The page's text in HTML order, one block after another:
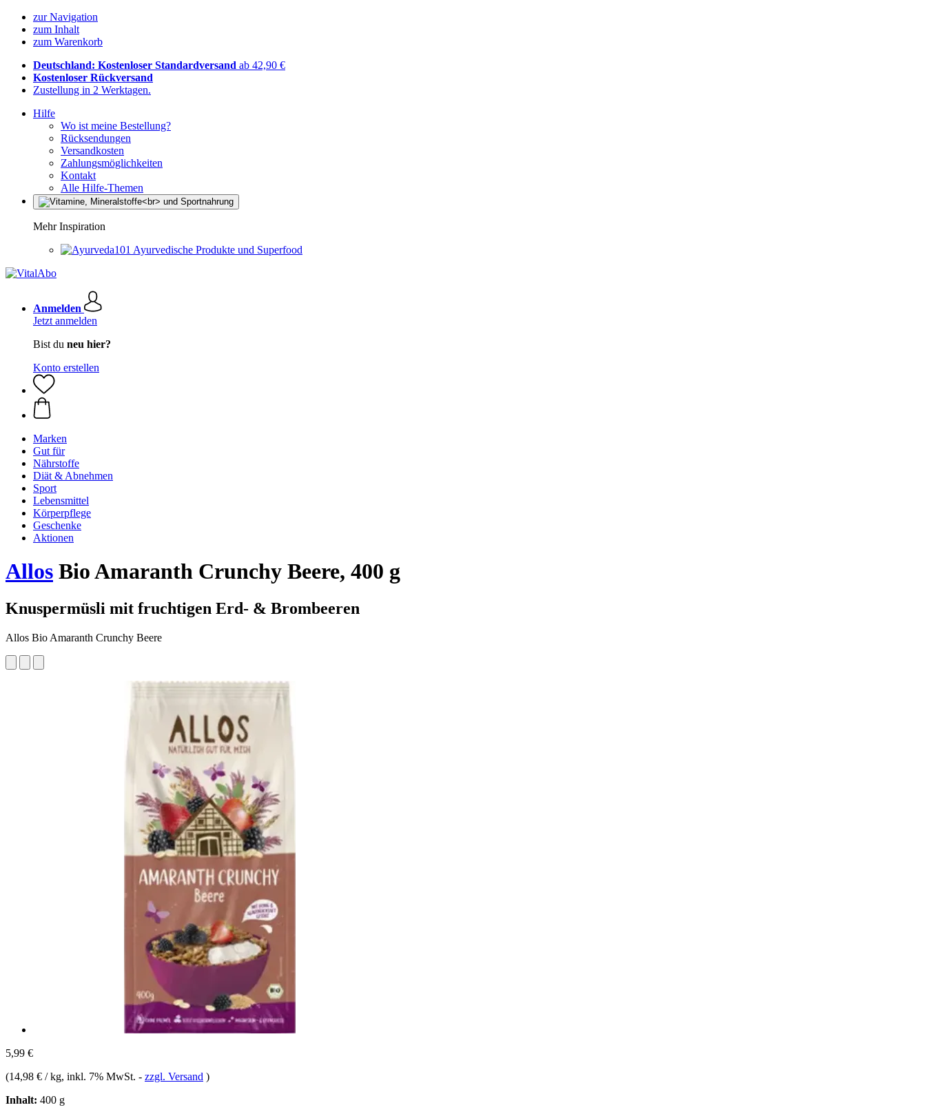
zur Navigation
zum Inhalt
zum Warenkorb
Deutschland: Kostenloser Standardversand ab 42,90 €
Kostenloser Rückversand
Zustellung in 2 Werktagen.
Hilfe
Wo ist meine Bestellung?
Rücksendungen
Versandkosten
Zahlungsmöglichkeiten
Kontakt
Alle Hilfe-Themen
Mehr Inspiration
Ayurvedische Produkte und Superfood
Anmelden
Jetzt anmelden
Bist du neu hier?
Konto erstellen
Marken
Gut für
Nährstoffe
Diät & Abnehmen
Sport
Lebensmittel
Körperpflege
Geschenke
Aktionen
Allos Bio Amaranth Crunchy Beere, 400 g
Knuspermüsli mit fruchtigen Erd- & Brombeeren
Allos Bio Amaranth Crunchy Beere
5,99 €
(14,98 € / kg, inkl. 7% MwSt. - zzgl. Versand )
Inhalt: 400 g